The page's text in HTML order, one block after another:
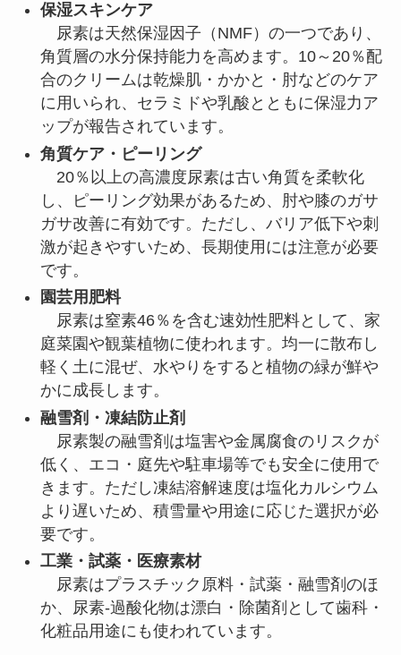
保湿スキンケア
尿素は天然保湿因子（NMF）の一つであり、
角質層の水分保持能力を高めます。10～20％配
合のクリームは乾燥肌・かかと・肘などのケア
に用いられ、セラミドや乳酸とともに保湿力ア
ップが報告されています。
角質ケア・ピーリング
20％以上の高濃度尿素は古い角質を柔軟化
し、ピーリング効果があるため、肘や膝のガサ
ガサ改善に有効です。ただし、バリア低下や刺
激が起きやすいため、長期使用には注意が必要
です。
園芸用肥料
尿素は窒素46％を含む速効性肥料として、家
庭菜園や観葉植物に使われます。均一に散布し
軽く土に混ぜ、水やりをすると植物の緑が鮮や
かに成長します。
融雪剤・凍結防止剤
尿素製の融雪剤は塩害や金属腐食のリスクが
低く、エコ・庭先や駐車場等でも安全に使用で
きます。ただし凍結溶解速度は塩化カルシウム
より遅いため、積雪量や用途に応じた選択が必
要です。
工業・試薬・医療素材
尿素はプラスチック原料・試薬・融雪剤のほ
か、尿素-過酸化物は漂白・除菌剤として歯科・
化粧品用途にも使われています。